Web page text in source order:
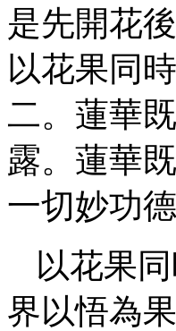
是先開花
以花果同
二。蓮華
露。蓮華
一切妙功
以花果
界以悟為